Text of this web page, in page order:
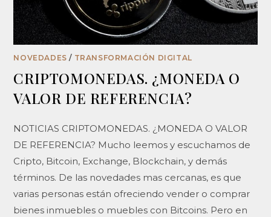
NOVEDADES / TRANSFORMACIÓN DIGITAL
CRIPTOMONEDAS. ¿MONEDA O
VALOR DE REFERENCIA?
NOTICIAS CRIPTOMONEDAS. ¿MONEDA O VALOR
DE REFERENCIA? Mucho leemos y escuchamos de
Cripto, Bitcoin, Exchange, Blockchain, y demás
términos. De las novedades mas cercanas, es que
varias personas están ofreciendo vender o comprar
bienes inmuebles o muebles con Bitcoins. Pero en